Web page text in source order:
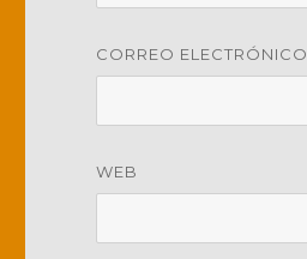
CORREO ELECTRÓNICO
WEB